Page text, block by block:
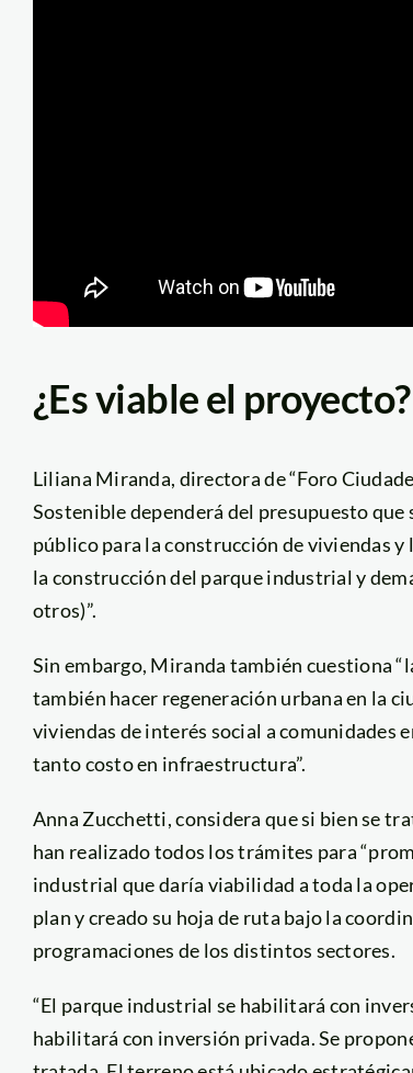
¿Es viable el proyecto?
Liliana Miranda, directora de “Foro
Sostenible dependerá del presupuesto que
público para la construcción de viviendas y
la construcción del parque industrial y
otros)”.
Sin embargo, Miranda también cuestiona
también hacer regeneración urbana en la
viviendas de interés social a comunidades
tanto costo en infraestructura”.
Anna Zucchetti, considera que si bien se
han realizado todos los trámites para
industrial que daría viabilidad a toda la
plan y creado su hoja de ruta bajo la
programaciones de los distintos sectores.
“El parque industrial se habilitará con
habilitará con inversión privada. Se